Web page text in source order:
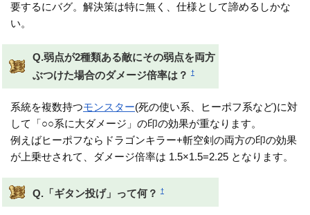
要するにバグ。解決策は特に無く、仕様として諦めるしかな
い。
Q.弱点が2種類ある敵にその弱点を両方
ぶつけた場合のダメージ倍率は？
†
系統を複数持つモンスター(死の使い系、ヒーポフ系など)に対
して「○○系に大ダメージ」の印の効果が重なります。
例えばヒーポフならドラゴンキラー+斬空剣の両方の印の効果
が上乗せされて、ダメージ倍率は 1.5×1.5=2.25 となります。
Q.「ギタン投げ」って何？ †